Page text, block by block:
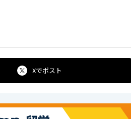
Xでポスト